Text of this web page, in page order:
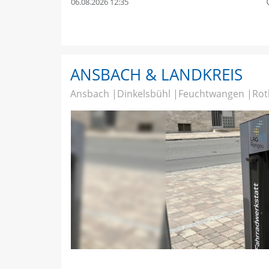
ANSBACH & LANDKREIS
Ansbach Dinkelsbühl Feuchtwangen